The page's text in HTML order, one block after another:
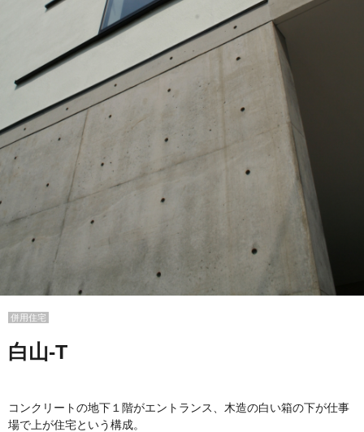
併用住宅
白山-T
コンクリートの地下１階がエントランス、木造の白い箱の下が仕事
場で上が住宅という構成。